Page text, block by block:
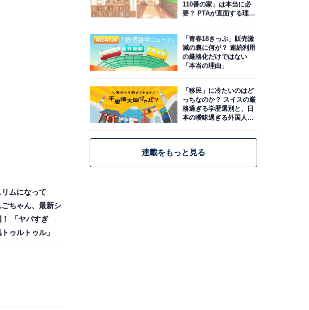
リムになって
ちゃん、最新シ
！ 「ヤバすぎ
ゥルトゥル」
110番の家」は本当に必
要？ PTAが直面する理想
「青春18きっぷ」販売激
減の裏に何が？ 連続利用
の厳格化だけではない
「本当の理由」
「移民」に冷たいのはど
っちなのか？ スイスの厳
格過ぎる学歴選別と、日
本の曖昧過ぎる外国人政
連載をもっと見る